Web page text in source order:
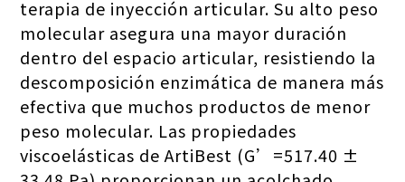
terapia de inyección articular. Su alto peso
molecular asegura una mayor duración
dentro del espacio articular, resistiendo la
descomposición enzimática de manera más
efectiva que muchos productos de menor
peso molecular. Las propiedades
viscoelásticas de ArtiBest (G’=517.40 ±